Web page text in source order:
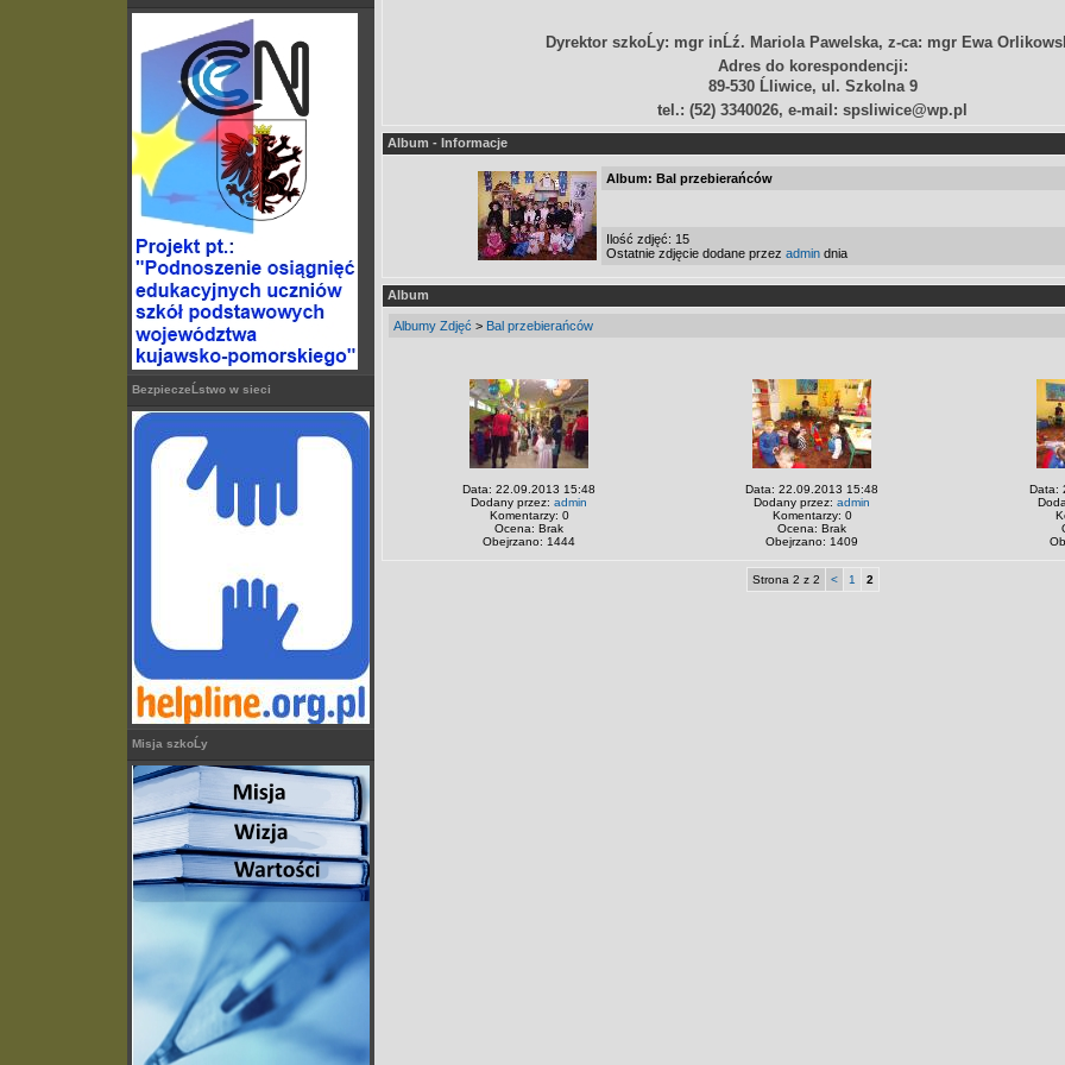
BezpieczeĹstwo w sieci
Misja szkoĹy
Dyrektor szkoĹy: mgr inĹź. Mariola Pawelska, z-ca: mgr Ewa
Adres do korespondencji:
89-530 Ĺliwice, ul. Szkolna 9
tel.: (52) 3340026, e-mail: spsliwice@wp.pl
Album - Informacje
Album: Bal przebierańców
Ilość zdjęć: 15
Ostatnie zdjęcie dodane przez admindnia
Album
Albumy Zdjęć > Bal przebierańców
Data: 22.09.2013 15:48
Dodany przez: admin
Komentarzy: 0
Ocena: Brak
Obejrzano: 1444
Data: 22.09.2013 15:48
Dodany przez: admin
Komentarzy: 0
Ocena: Brak
Obejrzano: 1409
Data:
Strona 2 z 2 < 1 2